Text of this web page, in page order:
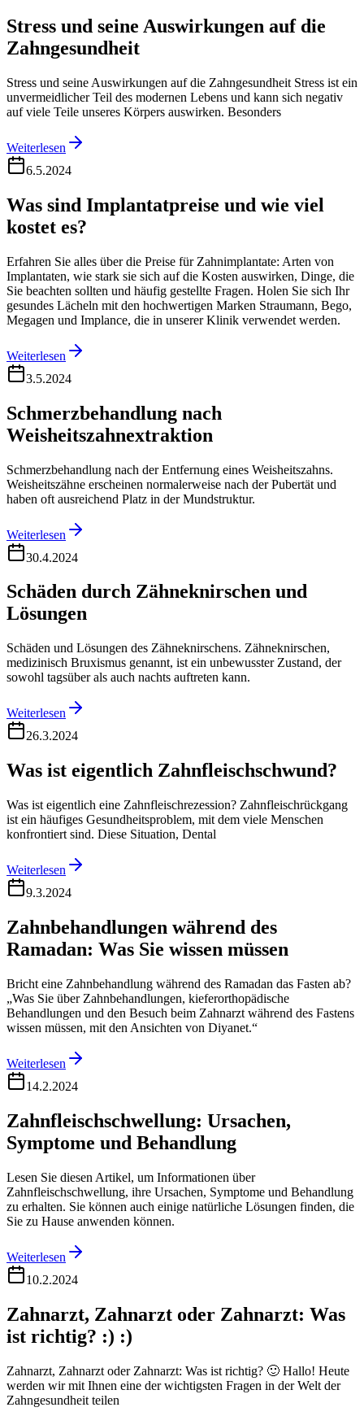
Stress und seine Auswirkungen auf die
Zahngesundheit
Stress und seine Auswirkungen auf die Zahngesundheit Stress ist ein
unvermeidlicher Teil des modernen Lebens und kann sich negativ
auf viele Teile unseres Körpers auswirken. Besonders
Weiterlesen
6.5.2024
Was sind Implantatpreise und wie viel
kostet es?
Erfahren Sie alles über die Preise für Zahnimplantate: Arten von
Implantaten, wie stark sie sich auf die Kosten auswirken, Dinge, die
Sie beachten sollten und häufig gestellte Fragen. Holen Sie sich Ihr
gesundes Lächeln mit den hochwertigen Marken Straumann, Bego,
Megagen und Implance, die in unserer Klinik verwendet werden.
Weiterlesen
3.5.2024
Schmerzbehandlung nach
Weisheitszahnextraktion
Schmerzbehandlung nach der Entfernung eines Weisheitszahns.
Weisheitszähne erscheinen normalerweise nach der Pubertät und
haben oft ausreichend Platz in der Mundstruktur.
Weiterlesen
30.4.2024
Schäden durch Zähneknirschen und
Lösungen
Schäden und Lösungen des Zähneknirschens. Zähneknirschen,
medizinisch Bruxismus genannt, ist ein unbewusster Zustand, der
sowohl tagsüber als auch nachts auftreten kann.
Weiterlesen
26.3.2024
Was ist eigentlich Zahnfleischschwund?
Was ist eigentlich eine Zahnfleischrezession? Zahnfleischrückgang
ist ein häufiges Gesundheitsproblem, mit dem viele Menschen
konfrontiert sind. Diese Situation, Dental
Weiterlesen
9.3.2024
Zahnbehandlungen während des
Ramadan: Was Sie wissen müssen
Bricht eine Zahnbehandlung während des Ramadan das Fasten ab?
„Was Sie über Zahnbehandlungen, kieferorthopädische
Behandlungen und den Besuch beim Zahnarzt während des Fastens
wissen müssen, mit den Ansichten von Diyanet.“
Weiterlesen
14.2.2024
Zahnfleischschwellung: Ursachen,
Symptome und Behandlung
Lesen Sie diesen Artikel, um Informationen über
Zahnfleischschwellung, ihre Ursachen, Symptome und Behandlung
zu erhalten. Sie können auch einige natürliche Lösungen finden, die
Sie zu Hause anwenden können.
Weiterlesen
10.2.2024
Zahnarzt, Zahnarzt oder Zahnarzt: Was
ist richtig? :) :)
Zahnarzt, Zahnarzt oder Zahnarzt: Was ist richtig? 🙂 Hallo! Heute
werden wir mit Ihnen eine der wichtigsten Fragen in der Welt der
Zahngesundheit teilen